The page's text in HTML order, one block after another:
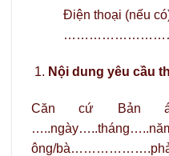
Điện thoại (nếu
Nội dung yêu cầu
Căn cứ Bản
ông/